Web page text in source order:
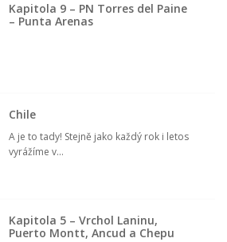
Kapitola 9 – PN Torres del Paine
– Punta Arenas
Chile
A je to tady! Stejně jako každý rok i letos
vyrážíme v...
Kapitola 5 – Vrchol Laninu,
Puerto Montt, Ancud a Chepu